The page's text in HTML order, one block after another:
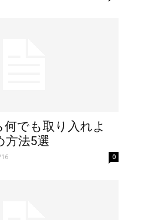
でも取り入れよ
方法5選
0